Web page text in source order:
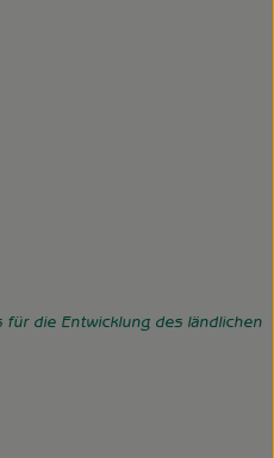
für die Entwicklung des ländlichen